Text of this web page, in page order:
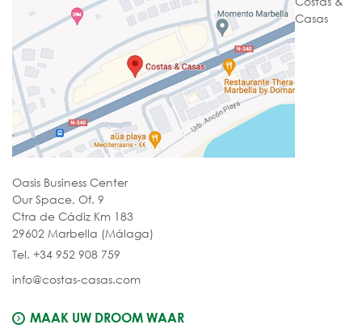
Casas
Oasis Business Center
Our Space, Of. 9
Ctra de Cádiz Km 183
29602 Marbella (Málaga)
Tel. +34 952 908 759
info@costas-casas.com
MAAK UW DROOM WAAR